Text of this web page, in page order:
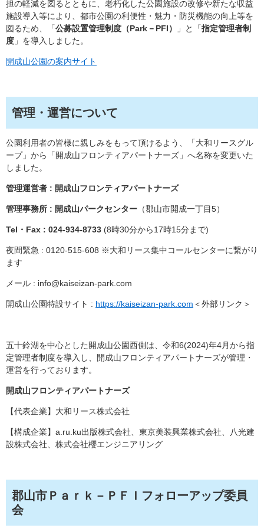
担の軽減を図るとともに、老朽化した公園施設の改修や新たな収益
施設導入等により、都市公園の利便性・魅力・防災機能の向上等を
図るため、「公募設置管理制度（Park－PFI） 」と「指定管理者制
度 」を導入しました。
開成山公園の案内サイト
管理・運営について
公園利用者の皆様に親しみをもって頂けるよう、「大和リースグル
ープ」から「開成山フロンティアパートナーズ」へ名称を変更いた
しました。
管理運営者 : 開成山フロンティアパートナーズ
管理事務所 : 開成山パークセンター （郡山市開成一丁目5）
Tel・Fax : 024-934-8733 (8時30分から17時15分まで)
夜間緊急 : 0120-515-608 ※大和リース集中コールセンターに繋がり
ます
メール : info@kaiseizan-park.com
開成山公園特設サイト : https://kaiseizan-park.com ＜外部リンク＞
五十鈴湖を中心とした開成山公園西側は、令和6(2024)年4月から指
定管理者制度を導入し、開成山フロンティアパートナーズが管理・
運営を行っております。
開成山フロンティアパートナーズ
【代表企業】大和リース株式会社
【構成企業】a.ru.ku出版株式会社、東京美装興業株式会社、八光建
設株式会社、株式会社櫻エンジニアリング
郡山市Ｐａｒｋ－ＰＦＩフォローアップ委員
会